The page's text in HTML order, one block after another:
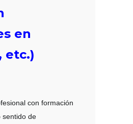
en
etc.)
con formación
sentido de